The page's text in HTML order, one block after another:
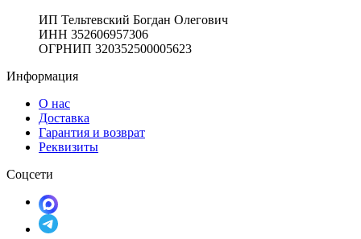
ИП Тельтевский Богдан Олегович
ИНН 352606957306
ОГРНИП 320352500005623
Информация
О нас
Доставка
Гарантия и возврат
Реквизиты
Соцсети